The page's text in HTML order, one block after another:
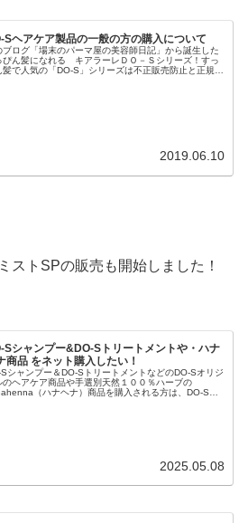
Sヘアケア製品の一般の方の購入について
ブログ「場末のパーマ屋の美容師日記」から誕生した
ぴん髪になれる キアラーレＤＯ－Ｓシリーズ！すっ
髪で人気の「DO-S」シリーズは不正販売防止と正規品
2019.06.10
ストSPの販売も開始しました！
Sシャンプー&DO-Sトリートメントや・ハナ
商品 をネット購入したい！
Sシャンプー＆DO-SトリートメントなどのDO-Sオリジ
のヘアケア商品や手選別天然１００％ハーブの
（ハナヘナ）商品を購入される方は、DO-S公
2025.05.08